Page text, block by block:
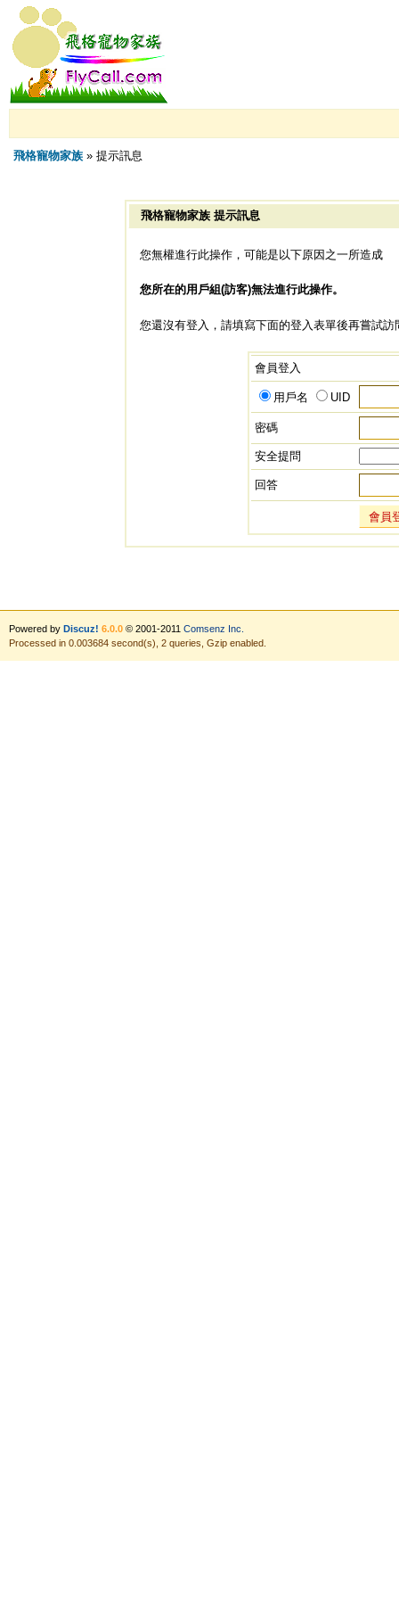
飛格寵物家族» 提示訊息
飛格寵物家族 提示訊息
您無權進行此操作，可能是以下原因之一所造成
您所在的用戶組(訪客)無法進行此操作。
您還沒有登入，請填寫下面的登入表單後再嘗試訪
會員登入
用戶名 UID
密碼
安全提問
回答
會員
Powered by Discuz! 6.0.0© 2001-2011 Comsenz Inc.
Processed in 0.003684 second(s), 2 queries, Gzip enabled.